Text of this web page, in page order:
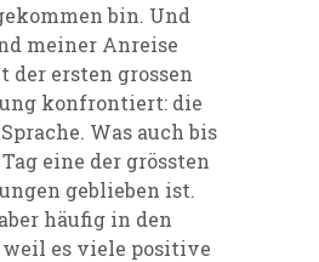
bin. Und
meiner Anreise
der ersten grossen
konfrontiert: die
Was auch bis
eine der grössten
geblieben ist.
häufig in den
es viele positive